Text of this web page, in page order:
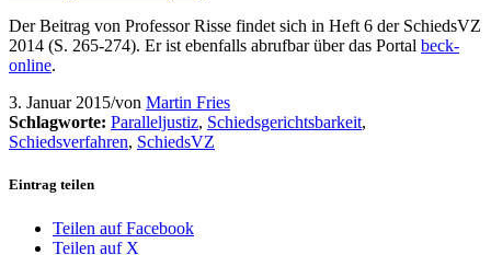
Der Beitrag von Professor Risse findet sich in Heft 6 der SchiedsVZ
2014 (S. 265-274). Er ist ebenfalls abrufbar über das Portal beck-
online.
3. Januar 2015/von Martin Fries
Schlagworte: Paralleljustiz, Schiedsgerichtsbarkeit,
Schiedsverfahren, SchiedsVZ
Eintrag teilen
Teilen auf Facebook
Teilen auf X